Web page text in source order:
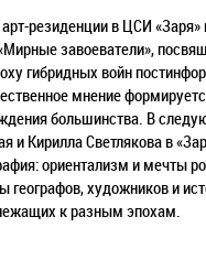
арт-резиденции в ЦСИ
завоеватели»,
гибридных войн
мнение
большинства. В
и Кирилла Светлякова в
ориентализм и мечты
художников и
к разным эпохам.